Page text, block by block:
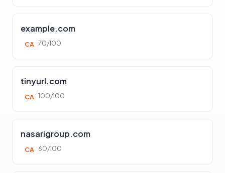
example.com
CA 70/100
tinyurl.com
CA 100/100
nasarigroup.com
CA 60/100